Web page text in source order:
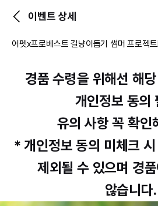
이벤트 상세
어펫x프로베스트 길냥이돕기 썸머 프로젝트!
경품 수령을 위해선 해
개인정보 동의
유의 사항 꼭 확인
* 개인정보 동의 미체크
제외될 수 있으며 경
않습니다.